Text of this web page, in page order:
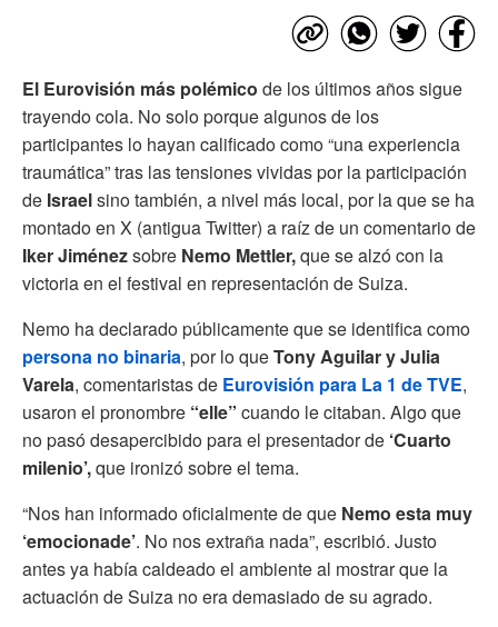
El Eurovisión más polémico de los últimos años sigue
trayendo cola. No solo porque algunos de los
participantes lo hayan calificado como “una experiencia
traumática” tras las tensiones vividas por la participación
de Israelsino también, a nivel más local, por la que se ha
montado en X (antigua Twitter) a raíz de un comentario de
Iker Jiménezsobre Nemo Mettler,que se alzó con la
victoria en el festival en representación de Suiza.
Nemo ha declarado públicamente que se identifica como
persona no binaria, por lo queTony Aguilar y Julia
Varela, comentaristas de Eurovisión para La 1 de TVE,
usaron el pronombre “elle” cuando le citaban. Algo que
no pasó desapercibido para el presentador de ‘Cuarto
milenio’,que ironizó sobre el tema.
“Nos han informado oficialmente de que Nemo esta muy
‘emocionade’. No nos extraña nada”, escribió. Justo
antes ya había caldeado el ambiente al mostrar que la
actuación de Suiza no era demasiado de su agrado.